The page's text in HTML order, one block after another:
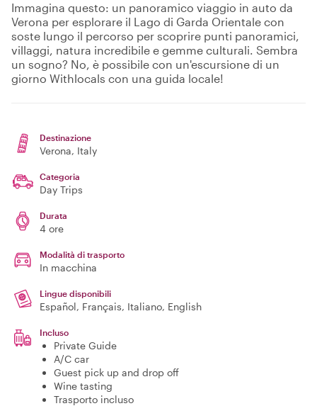
Immagina questo: un panoramico viaggio in auto da
Verona per esplorare il Lago di Garda Orientale con
soste lungo il percorso per scoprire punti panoramici,
villaggi, natura incredibile e gemme culturali. Sembra
un sogno? No, è possibile con un'escursione di un
giorno Withlocals con una guida locale!
Destinazione
Verona, Italy
Categoria
Day Trips
Durata
4 ore
Modalità di trasporto
In macchina
Lingue disponibili
Español, Français, Italiano, English
Incluso
Private Guide
A/C car
Guest pick up and drop off
Wine tasting
Trasporto incluso